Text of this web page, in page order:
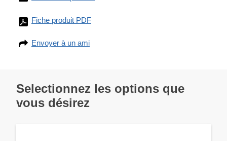
Fiche produit PDF
Envoyer à un ami
Selectionnez les options que
vous désirez